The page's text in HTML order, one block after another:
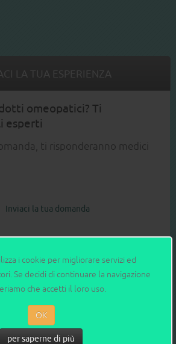
i cookie per migliorare servizi ed
Se decidi di continuare la navigazione
che accetti il loro uso.
OK
per saperne di più
LA TUA ESPERIENZA
omeopatici? Ti
esperti
ti risponderanno medici
Inviaci la tua domanda
di mamma
Così, dopo la paura, mio figlio è